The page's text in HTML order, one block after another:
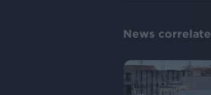
News correlate